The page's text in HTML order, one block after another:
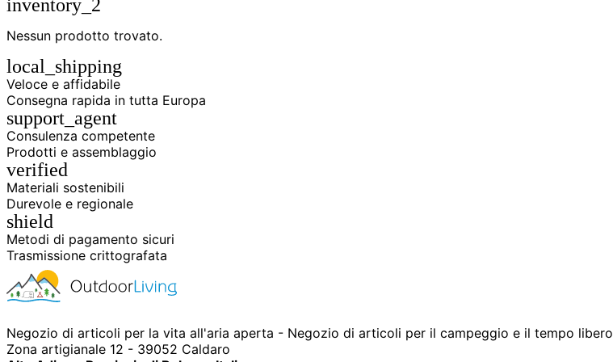
inventory_2
Nessun prodotto trovato.
local_shipping
Veloce e affidabile
Consegna rapida in tutta Europa
support_agent
Consulenza competente
Prodotti e assemblaggio
verified
Materiali sostenibili
Durevole e regionale
shield
Metodi di pagamento sicuri
Trasmissione crittografata
Negozio di articoli per la vita all'aria aperta - Negozio di articoli per il campeggio e il tempo libero
Zona artigianale 12 - 39052 Caldaro